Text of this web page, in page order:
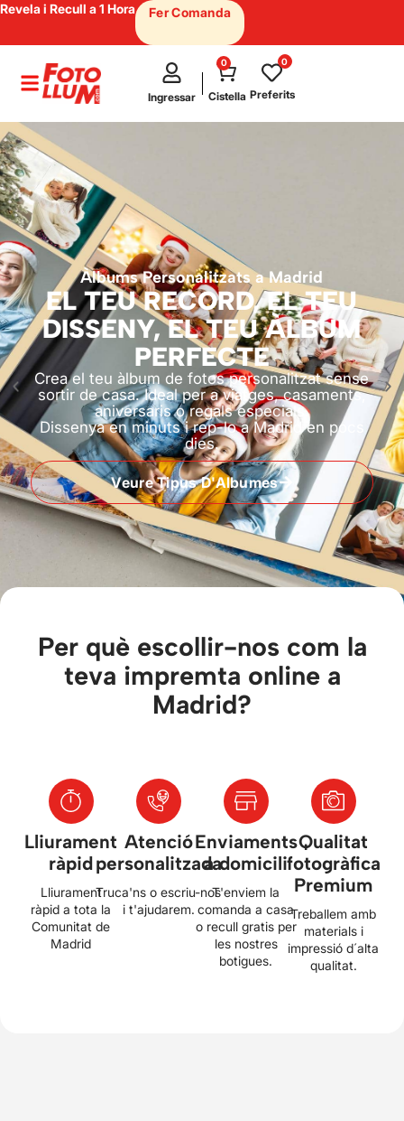
Revela i Recull a 1 Hora Fer Comanda
Ingressar
test
0
Cistella Preferits
0
Àlbums Personalitzats a Madrid
EL TEU RECORD, EL TEU
DISSENY, EL TEU ÀLBUM
PERFECTE
Crea el teu àlbum de fotos personalitzat sense
sortir de casa. Ideal per a viatges, casaments,
aniversaris o regals especials.
Dissenya en minuts i rep-lo a Madrid en pocs
dies.
Veure Tipus D'Albumes
Per què escollir-nos com la
teva impremta online a
Madrid?
Lliurament
ràpid
Lliurament
ràpid a tota la
Comunitat de
Madrid
Atenció
personalitzada
Truca'ns o escriu-nos
i t'ajudarem.
Enviaments
a domicili
T'enviem la
comanda a casa
o recull gratis per
les nostres
botigues.
Qualitat
fotogràfica
Premium
Treballem amb
materials i
impressió d´alta
qualitat.